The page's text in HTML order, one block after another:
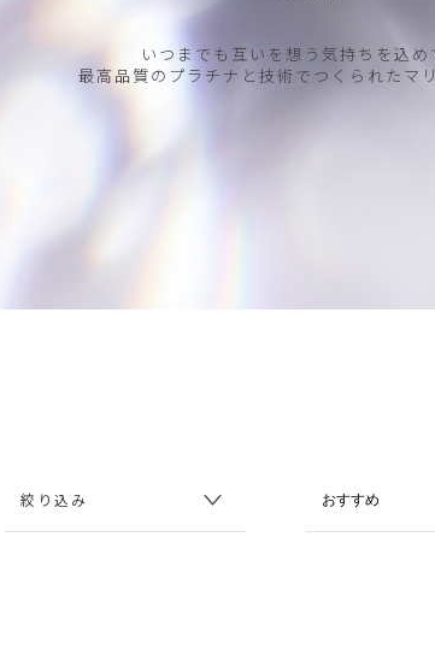
いつまでも互いを想う気持ちを込め
最高品質のプラチナと技術でつくられたマ
絞り込み